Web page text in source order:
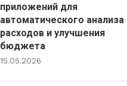
приложений для
автоматического анализа
расходов и улучшения
бюджета
15.05.2026